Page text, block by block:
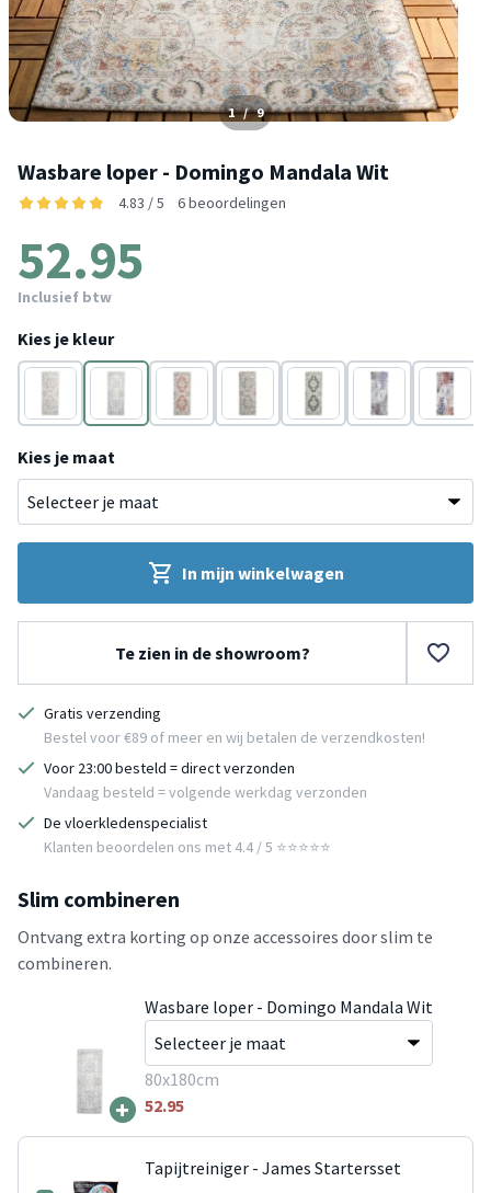
1 / 9
Wasbare loper - Domingo Mandala Wit
4.83 / 5 6 beoordelingen
52.95
Inclusief btw
Kies je kleur
Beige Wit TerracottaGroen Donkergroen
Taupe Crème
Kies je maat
In mijn winkelwagen
Te zien in de showroom?
Gratis verzending
Bestel voor €89 of meer en wij betalen de verzendkosten!
Voor 23:00 besteld = direct verzonden
Vandaag besteld = volgende werkdag verzonden
De vloerkledenspecialist
Klanten beoordelen ons met 4.4 / 5 ⭐⭐⭐⭐⭐
Slim combineren
Ontvang extra korting op onze accessoires door slim te
combineren.
+
Wasbare loper - Domingo Mandala Wit
80x180cm
52.95
Tapijtreiniger - James Startersset